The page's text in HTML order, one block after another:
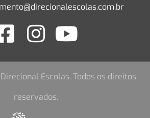
Escolas. Todos os direitos
reservados.